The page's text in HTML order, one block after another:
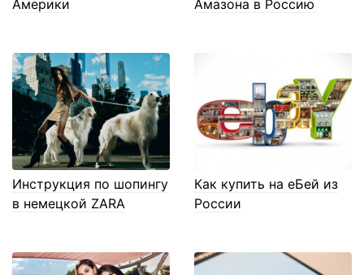
Америки
Амазона в Россию
Инструкция по шопингу
в немецкой ZARA
Как купить на еБей из
России